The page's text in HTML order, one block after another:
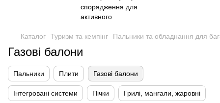
Каталог Туризм та кемпінг Пальники та обладнання для
Газові балони
Пальники Плити Газові балони
Інтегровані системи Пічки Грилі, мангали, жаровні